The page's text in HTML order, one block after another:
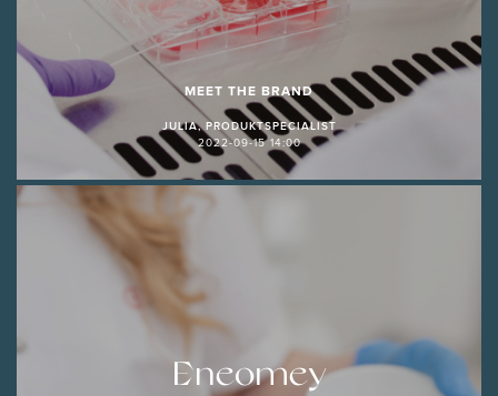
MEET THE BRAND
JULIA, PRODUKTSPECIALIST
2022-09-15 14:00
Eneomey